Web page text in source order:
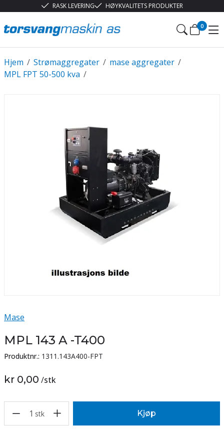
RASK LEVERING HØYKVALITETS PRODUKTER
0
/
Hjem /
Strømaggregater /
mase aggregater
/
MPL FPT 50-500 kva
Mase
MPL 143 A -T400
Produktnr.: 1311.143A400-FPT
kr 0,00 /stk
1 stk Kjøp